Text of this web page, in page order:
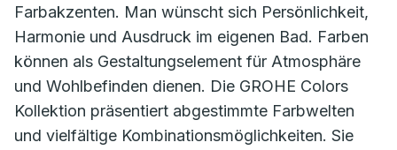
Farbakzenten. Man wünscht sich Persönlichkeit,
Harmonie und Ausdruck im eigenen Bad. Farben
können als Gestaltungselement für Atmosphäre
und Wohlbefinden dienen. Die GROHE Colors
Kollektion präsentiert abgestimmte Farbwelten
und vielfältige Kombinationsmöglichkeiten. Sie